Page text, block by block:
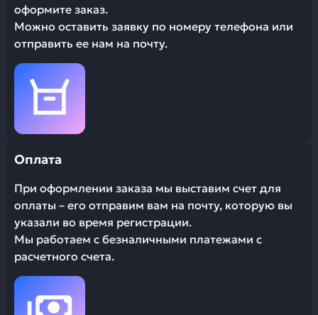
оформите заказ.
Можно оставить заявку по номеру телефона или
отправить ее нам на почту.
Оплата
При оформлении заказа мы выставим счет для
оплаты – его отправим вам на почту, которую вы
указали во время регистрации.
Мы работаем с безналичными платежами с
расчетного счета.